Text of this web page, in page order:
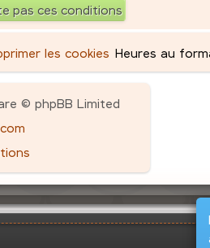
Heures au
les cookies
© phpBB Limited